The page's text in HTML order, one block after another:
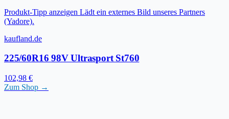
Produkt-Tipp anzeigen Lädt ein externes Bild unseres Partners
(Yadore).
kaufland.de
225/60R16 98V Ultrasport St760
102,98 €
Zum Shop →